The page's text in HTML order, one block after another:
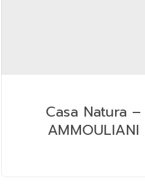
Casa Natura –
AMMOULIANI